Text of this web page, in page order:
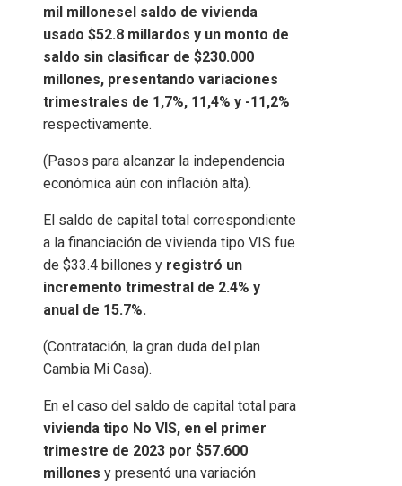
mil millonesel saldo de vivienda
usado $52.8 millardos y un monto de
saldo sin clasificar de $230.000
millones, presentando variaciones
trimestrales de 1,7%, 11,4% y -11,2%
respectivamente.
(Pasos para alcanzar la independencia
económica aún con inflación alta).
El saldo de capital total correspondiente
a la financiación de vivienda tipo VIS fue
de $33.4 billones y registró un
incremento trimestral de 2.4% y
anual de 15.7%.
(Contratación, la gran duda del plan
Cambia Mi Casa).
En el caso del saldo de capital total para
vivienda tipo No VIS, en el primer
trimestre de 2023 por $57.600
millones y presentó una variación